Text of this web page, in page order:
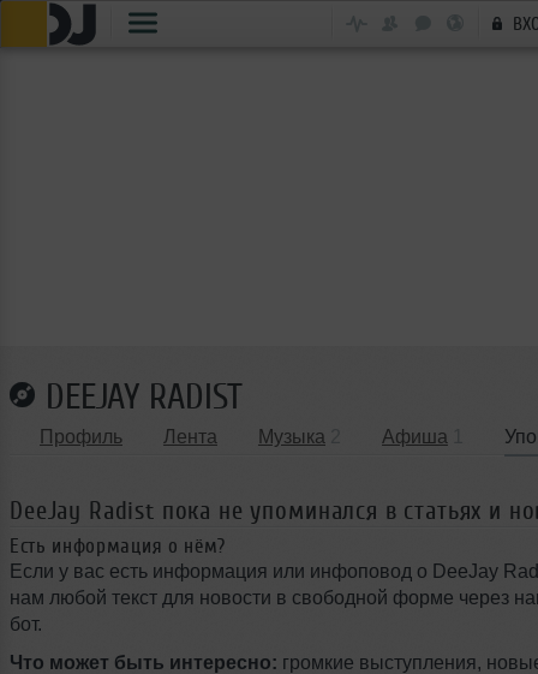
DEEJAY RADIST
Профиль Лента Музыка Афиша
DeeJay Radist пока не упоминался в статьях и
Есть информация о нём?
Если у вас есть информация или инфоповод о DeeJay
нам любой текст для новости в свободной форме через
бот.
Что может быть интересно: громкие выступления,